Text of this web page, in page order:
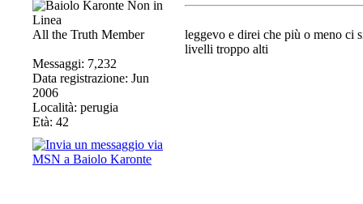
All the Truth Member
Messaggi: 7,232
Data registrazione: Jun
2006
Località: perugia
Età: 42
leggevo e direi che più o meno ci
livelli troppo alti